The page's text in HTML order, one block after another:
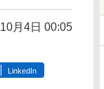
月4日 00:05
LinkedIn